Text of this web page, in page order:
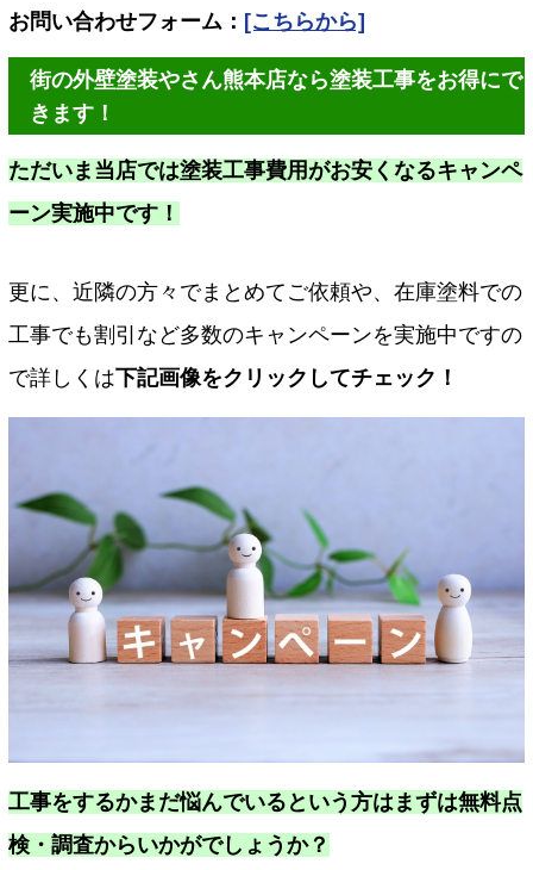
お問い合わせフォーム： [こちらから]
街の外壁塗装やさん熊本店なら塗装工事をお得にで
きます！
ただいま当店では塗装工事費用がお安くなるキャンペ
ーン実施中です！
更に、近隣の方々でまとめてご依頼や、在庫塗料での
工事でも割引など多数のキャンペーンを実施中ですの
で詳しくは下記画像をクリックしてチェック！
工事をするかまだ悩んでいるという方はまずは無料点
検・調査からいかがでしょうか？